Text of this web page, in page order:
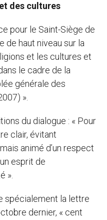
des cultures
pour le Saint-Siège de
de haut niveau sur la
et les cultures et
le cadre de la
générale des
».
du dialogue : « Pour
clair, évitant
animé d’un respect
esprit de
».
spécialement la lettre
dernier, « cent